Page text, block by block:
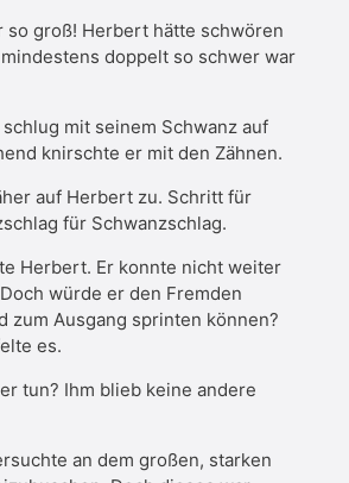
so groß! Herbert hätte schwören
doppelt so schwer war
mit seinem Schwanz auf
knirschte er mit den Zähnen.
auf Herbert zu. Schritt für
für Schwanzschlag.
Herbert. Er konnte nicht weiter
würde er den Fremden
zum Ausgang sprinten können?
es.
tun? Ihm blieb keine andere
an dem großen, starken